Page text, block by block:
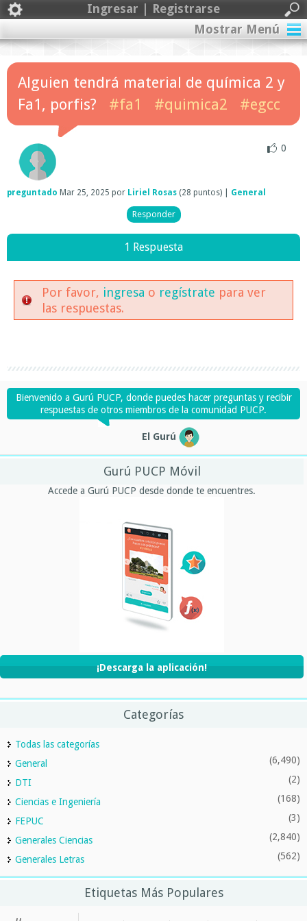
Ingresar | Registrarse
Mostrar Menú
Alguien tendrá material de química 2 y
Fa1, porfis?
#fa1 #quimica2 #egcc
0
preguntado Mar 25, 2025 por Liriel Rosas (28 puntos) General
1 Respuesta
Por favor, ingresa o regístrate para ver
las respuestas.
Bienvenido a Gurú PUCP, donde puedes hacer preguntas y recibir
respuestas de otros miembros de la comunidad PUCP.
El Gurú
Gurú PUCP Móvil
Accede a Gurú PUCP desde donde te encuentres.
¡Descarga la aplicación!
Categorías
Todas las categorías
General
(6,490)
DTI (2)
Ciencias e Ingeniería (168)
FEPUC (3)
Generales Ciencias (2,840)
Generales Letras (562)
Etiquetas Más Populares